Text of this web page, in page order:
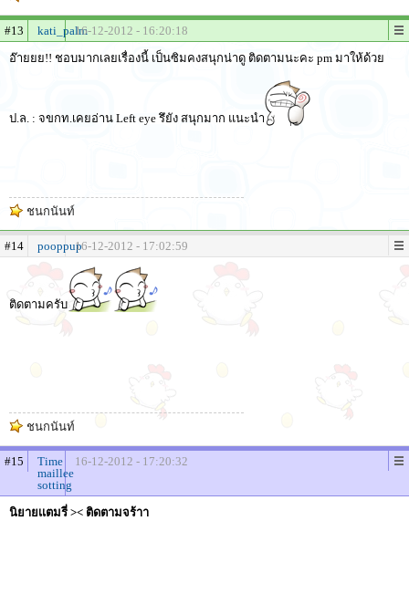
#13 kati_palm16-12-2012 - 16:20:18
อ๊ายยย!! ชอบมากเลยเรื่องนี้ เป็นซิมคงสนุกน่าดู ติดตามนะคะ pm มาให้ด้วย
ป.ล. : จขกท.เคยอ่าน Left eye รึยัง สนุกมาก แนะนำ
ชนกนันท์
#14 pooppup16-12-2012 - 17:02:59
ติดตามครับ
ชนกนันท์
#15
Time
maillee
sotting
16-12-2012 - 17:20:32
นิยายเเตมรี่ >< ติดตามจร้าา